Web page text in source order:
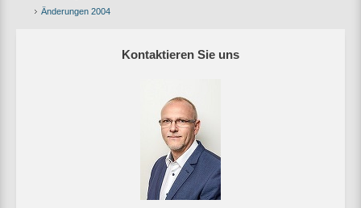
Änderungen 2004
Kontaktieren Sie uns